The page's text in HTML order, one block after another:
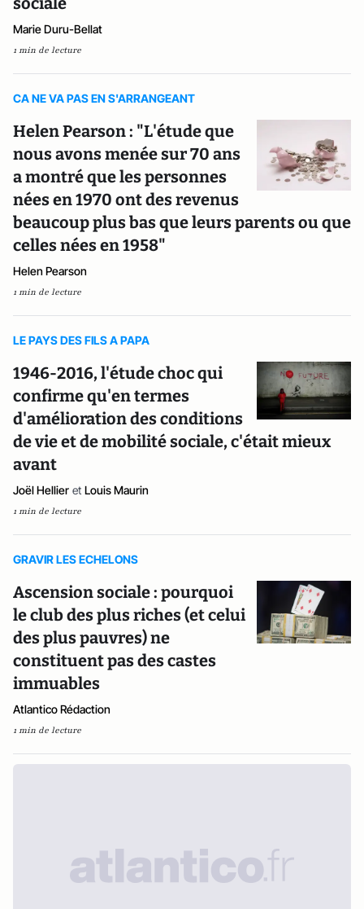
Marie Duru-Bellat
1 min de lecture
CA NE VA PAS EN S'ARRANGEANT
Helen Pearson : "L'étude que
nous avons menée sur 70 ans
a montré que les personnes
nées en 1970 ont des revenus
beaucoup plus bas que leurs parents ou que
celles nées en 1958"
Helen Pearson
1 min de lecture
LE PAYS DES FILS A PAPA
1946-2016, l'étude choc qui
confirme qu'en termes
d'amélioration des conditions
de vie et de mobilité sociale, c'était mieux
avant
Joël Hellier et Louis Maurin
1 min de lecture
GRAVIR LES ECHELONS
Ascension sociale : pourquoi
le club des plus riches (et celui
des plus pauvres) ne
constituent pas des castes
immuables
Atlantico Rédaction
1 min de lecture